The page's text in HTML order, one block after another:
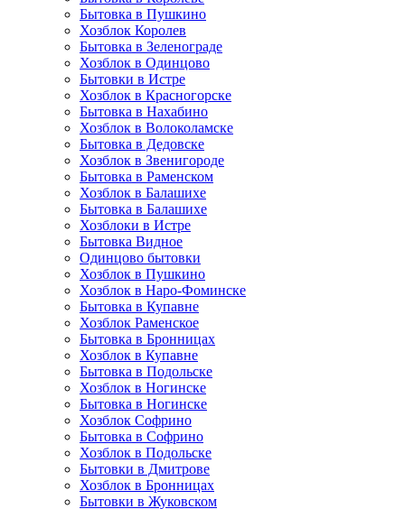
Бытовкa в Пушкино
Хозблок Королев
Бытовка в Зеленограде
Хозблок в Одинцово
Бытовки в Истре
Хозблок в Красногорске
Бытовка в Нахабино
Хозблок в Волоколамске
Бытовкa в Дедовске
Хозблок в Звенигороде
Бытовка в Раменском
Хозблок в Балашихе
Бытовкa в Балашихе
Хозблоки в Истре
Бытовка Видное
Одинцово бытовки
Хозблок в Пушкино
Хозблок в Наро-Фоминске
Бытовка в Купавне
Хозблок Раменское
Бытовка в Бронницах
Хозблок в Купавне
Бытовка в Подольске
Хозблок в Ногинске
Бытовка в Ногинске
Хозблок Софрино
Бытовка в Софрино
Хозблок в Подольске
Бытовки в Дмитрове
Хозблок в Бронницах
Бытовки в Жуковском